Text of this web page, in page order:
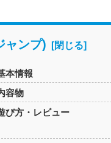
ャンプ)
本情報
容物
び方・レビュー